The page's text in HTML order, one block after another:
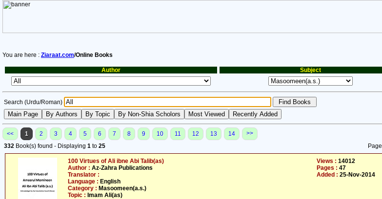
You are here : Ziaraat.com/Online Books
Author Subject
Search (Urdu/Roman)
<< 1 2 3 4 5 6 7 8 9 10 11 12 13 14
>>
332 Book(s) found - Displaying 1 to 25 Page
100 Virtues of Ali ibne Abi Talib(as)
Author : Az-Zahra Publications
Translator :
Language : English
Category : Masoomeen(a.s.)
Topic : Imam Ali(as)
Views : 14012
Pages : 47
Added : 25-Nov-2014